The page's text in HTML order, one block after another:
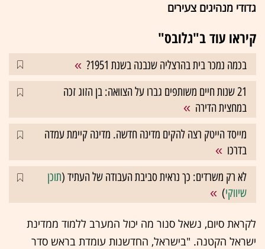
גדודי מנהיגים צעירים
קיראו עוד ב"גלובס"
בכמה נמכר בית בהרצליה שנבנה בשנת 1951?
21 שנות חיים משותפים גברו על הצוואה: בן הזוג זכה
במחצית הדירה
מייסד הייטק רצה להקים מדינה חדשה. מדינה קיימת עמדה
בדרכו
לא רק משרדים: כך נראית סביבת העבודה של העתיד (תוכן
שיווקי)
לקראת סיום, נשאל סנור מה יכול המערב ללמוד ממדינת
ישראל הקטנה. "בישראל, החדשנות עומדת בראש סדר